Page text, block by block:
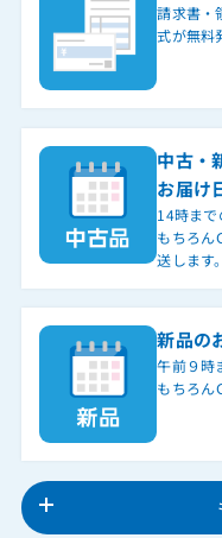
請求書・
式が無料
中古・
お届け
14時まで
もちろん
送します。
新品の
午前９時
もちろん